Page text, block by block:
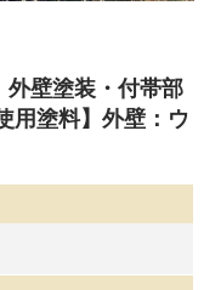
壁塗装・付帯部
用塗料】外壁：ウ